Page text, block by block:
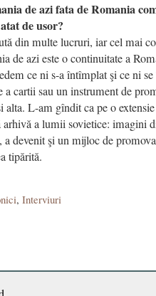
de azi fata de Romania
de usor?
din multe lucruri, iar cel mai
de azi este o continuitate a
ce ni s-a întîmplat şi ce ni
a cartii sau un instrument de
alta. L-am gîndit ca pe o
arhivă a lumii sovietice: imagini
a devenit şi un mijloc de
tipărită.
, Interviuri